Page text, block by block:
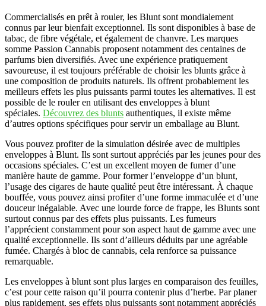
Commercialisés en prêt à rouler, les Blunt sont mondialement
connus par leur bienfait exceptionnel. Ils sont disponibles à base de
tabac, de fibre végétale, et également de chanvre. Les marques
somme Passion Cannabis proposent notamment des centaines de
parfums bien diversifiés. Avec une expérience pratiquement
savoureuse, il est toujours préférable de choisir les blunts grâce à
une composition de produits naturels. Ils offrent probablement les
meilleurs effets les plus puissants parmi toutes les alternatives. Il est
possible de le rouler en utilisant des enveloppes à blunt
spéciales. Découvrez des blunts authentiques, il existe même
d’autres options spécifiques pour servir un emballage au Blunt.
Vous pouvez profiter de la simulation désirée avec de multiples
enveloppes à Blunt. Ils sont surtout appréciés par les jeunes pour des
occasions spéciales. C’est un excellent moyen de fumer d’une
manière haute de gamme. Pour former l’enveloppe d’un blunt,
l’usage des cigares de haute qualité peut être intéressant. À chaque
bouffée, vous pouvez ainsi profiter d’une forme immaculée et d’une
douceur inégalable. Avec une lourde force de frappe, les Blunts sont
surtout connus par des effets plus puissants. Les fumeurs
l’apprécient constamment pour son aspect haut de gamme avec une
qualité exceptionnelle. Ils sont d’ailleurs déduits par une agréable
fumée. Chargés à bloc de cannabis, cela renforce sa puissance
remarquable.
Les enveloppes à blunt sont plus larges en comparaison des feuilles,
c’est pour cette raison qu’il pourra contenir plus d’herbe. Par planer
plus rapidement, ses effets plus puissants sont notamment appréciés